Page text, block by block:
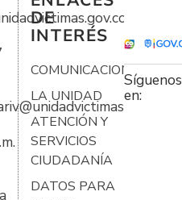
DE
INTERÉS
COMUNICACIONES
LA UNIDAD
ATENCIÓN Y
SERVICIOS
CIUDADANÍA
DATOS PARA
Síguenos
en: